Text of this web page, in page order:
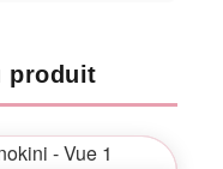
produit